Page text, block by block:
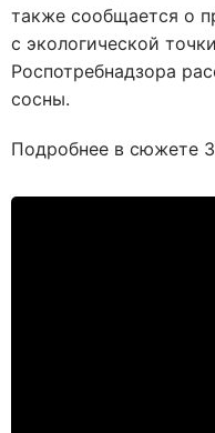
также сообщается о
с экологической
Роспотребнадзора
сосны.
Подробнее в сюжете